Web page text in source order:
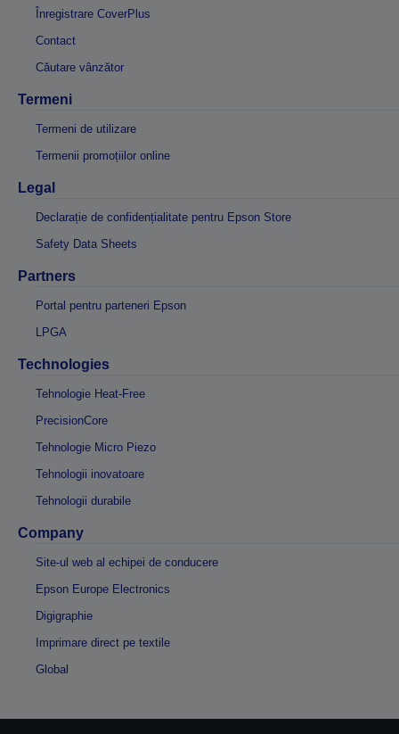
Înregistrare CoverPlus
Contact
Căutare vânzător
Termeni
Termeni de utilizare
Termenii promoțiilor online
Legal
Declarație de confidențialitate pentru Epson Store
Safety Data Sheets
Partners
Portal pentru parteneri Epson
LPGA
Technologies
Tehnologie Heat-Free
PrecisionCore
Tehnologie Micro Piezo
Tehnologii inovatoare
Tehnologii durabile
Company
Site-ul web al echipei de conducere
Epson Europe Electronics
Digigraphie
Imprimare direct pe textile
Global